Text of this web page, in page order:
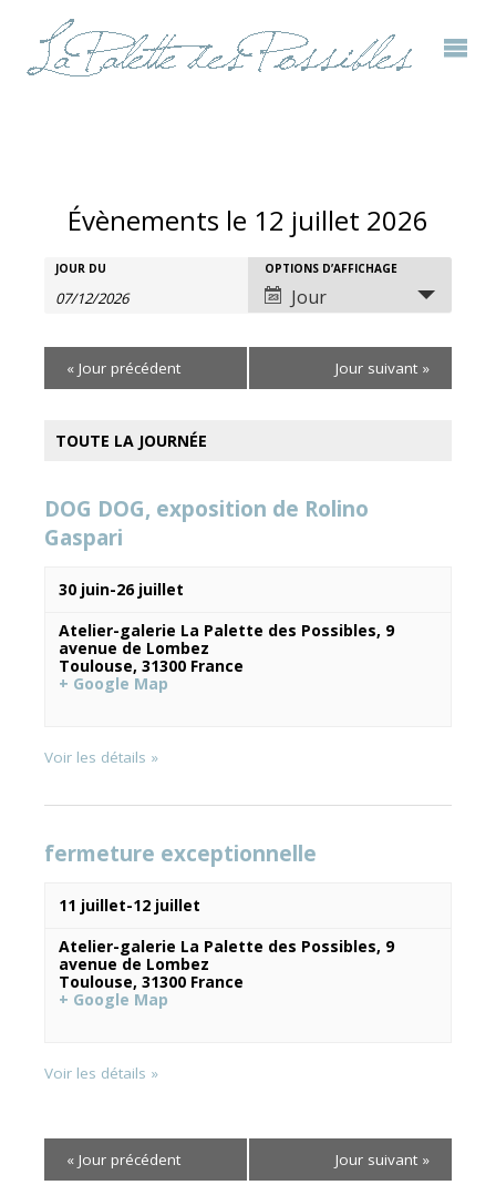
Évènements le 12 juillet 2026
Recherche
navigation
de
vues
Évènements
Rechercher
JOUR DU
Navigation
de
vues
OPTIONS D’AFFICHAGE
Jour
« Jour précédent Jour suivant »
TOUTE LA JOURNÉE
DOG DOG, exposition de Rolino
Gaspari
30 juin-26 juillet
Atelier-galerie La Palette des Possibles, 9
avenue de Lombez
Toulouse, 31300 France
+ Google Map
Voir les détails »
fermeture exceptionnelle
11 juillet-12 juillet
Atelier-galerie La Palette des Possibles, 9
avenue de Lombez
Toulouse, 31300 France
+ Google Map
Voir les détails »
« Jour précédent Jour suivant »